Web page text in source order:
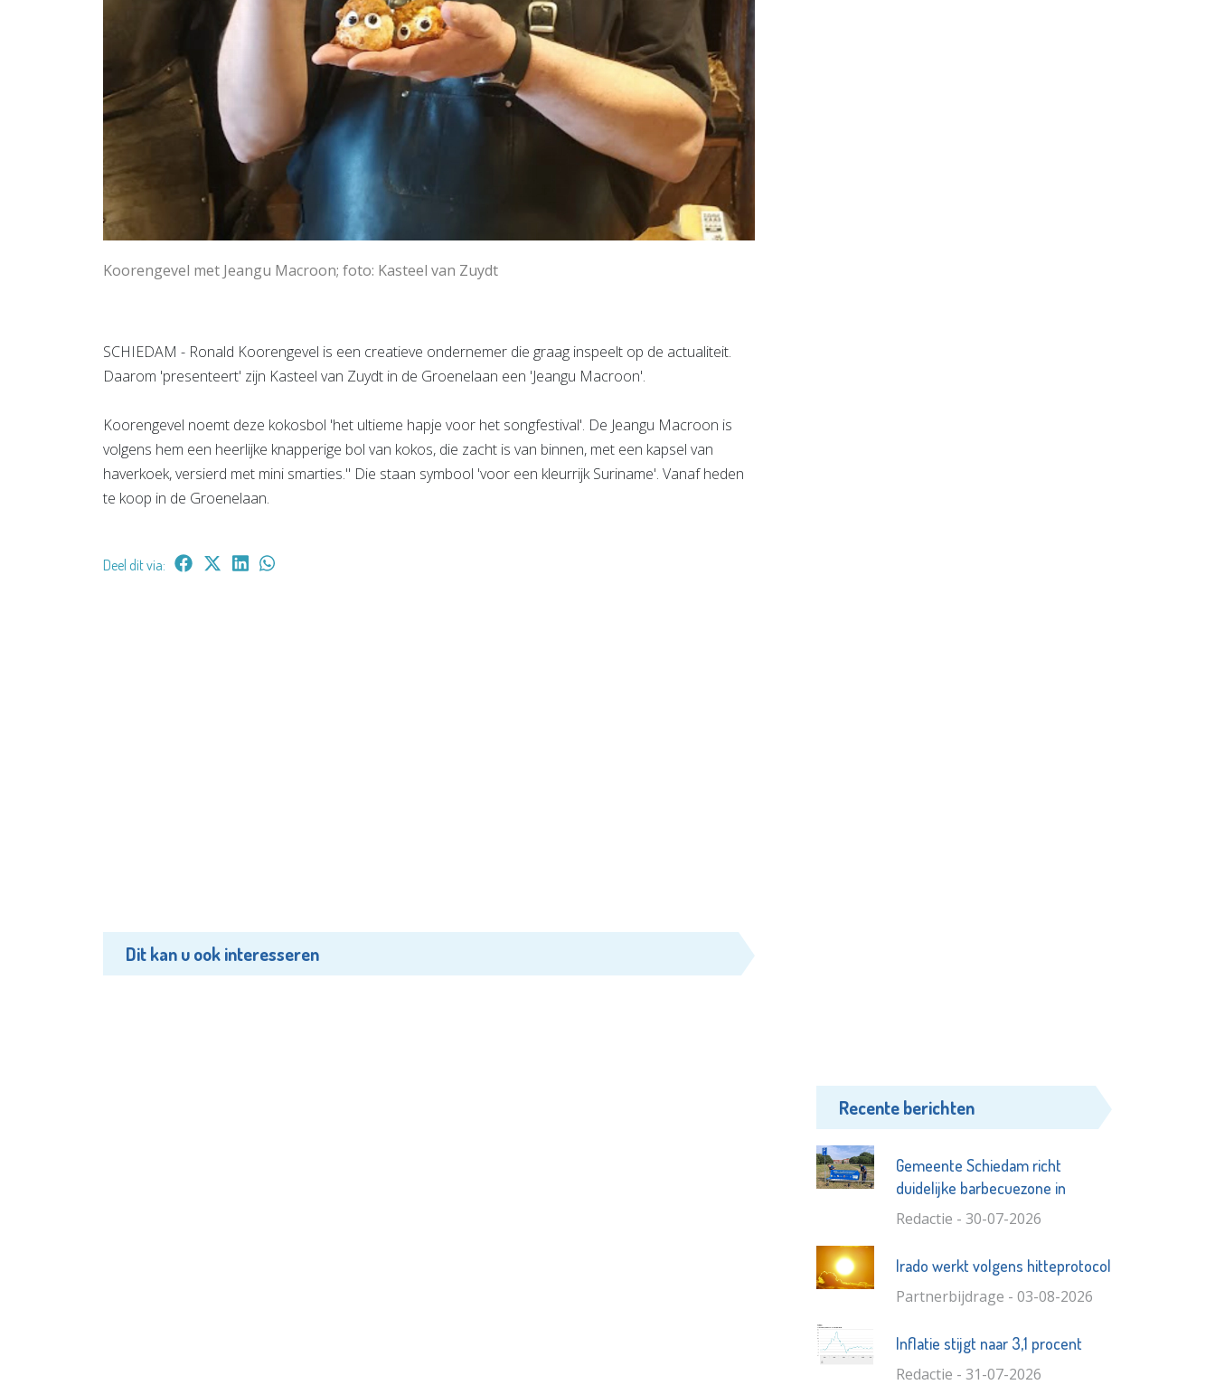
Koorengevel met Jeangu Macroon; foto: Kasteel van Zuydt
SCHIEDAM - Ronald Koorengevel is een creatieve ondernemer die graag inspeelt op de actualiteit.
Daarom 'presenteert' zijn Kasteel van Zuydt in de Groenelaan een 'Jeangu Macroon'.
Koorengevel noemt deze kokosbol 'het ultieme hapje voor het songfestival'. De Jeangu Macroon is
volgens hem een heerlijke knapperige bol van kokos, die zacht is van binnen, met een kapsel van
haverkoek, versierd met mini smarties." Die staan symbool 'voor een kleurrijk Suriname'. Vanaf heden
te koop in de Groenelaan.
Deel dit via:
Dit kan u ook interesseren
Recente berichten
Gemeente Schiedam richt
duidelijke barbecuezone in
Redactie - 30-07-2026
Irado werkt volgens hitteprotocol
Partnerbijdrage - 03-08-2026
Inflatie stijgt naar 3,1 procent
Redactie - 31-07-2026